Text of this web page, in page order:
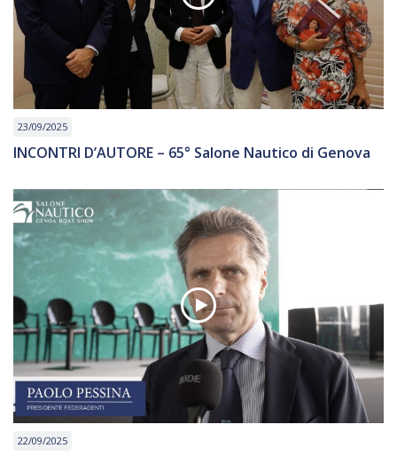
23/09/2025
INCONTRI D’AUTORE – 65° Salone Nautico di Genova
22/09/2025